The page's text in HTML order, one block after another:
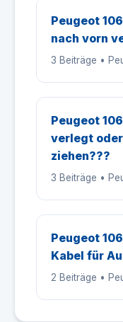
Peugeot
nach vorn
3 Beiträge •
Peugeot
verlegt
ziehen???
3 Beiträge •
Peugeot
Kabel für
2 Beiträge •